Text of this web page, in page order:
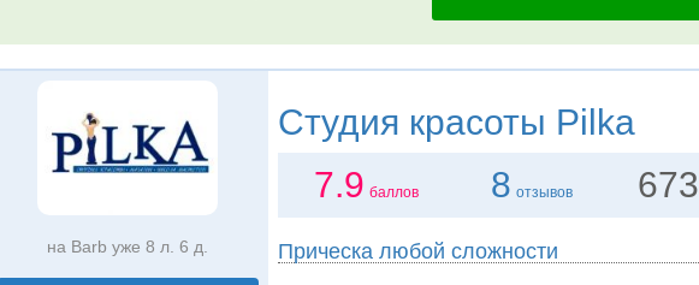
на Barb уже 8 л. 6 д.
Студия красоты Pilka
7.9 баллов 8 отзывов 673
Прическа любой сложности